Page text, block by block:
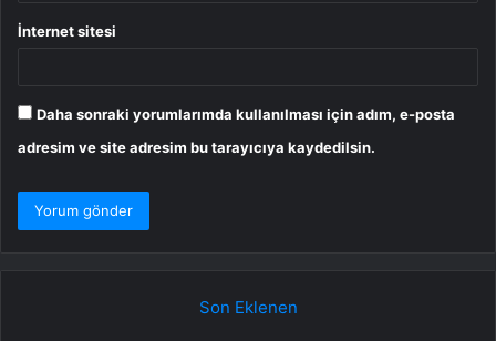
İnternet sitesi
Daha sonraki yorumlarımda kullanılması için adım, e-posta
adresim ve site adresim bu tarayıcıya kaydedilsin.
Son Eklenen